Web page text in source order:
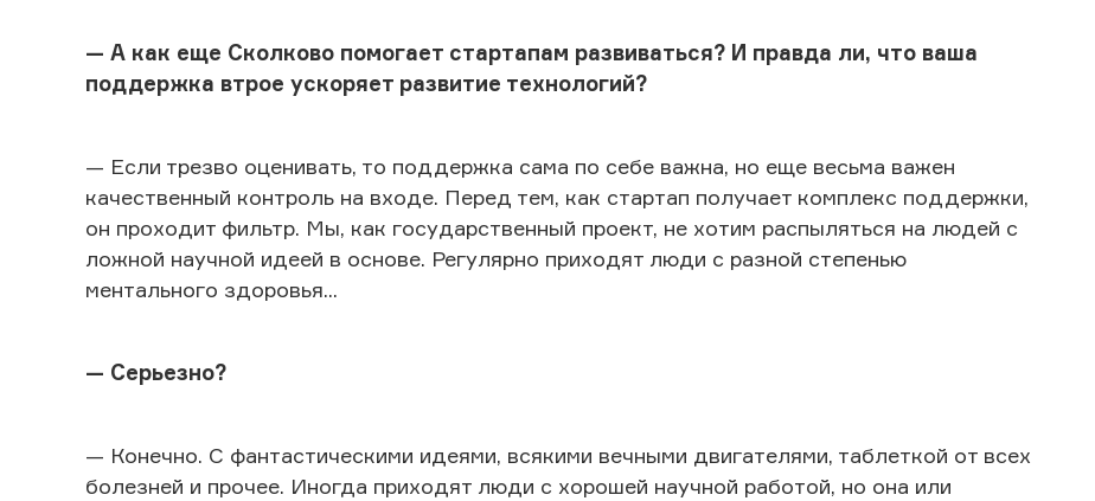
— А как еще Сколково помогает стартапам развиваться? И правда ли, что ваша
поддержка втрое ускоряет развитие технологий?
— Если трезво оценивать, то поддержка сама по себе важна, но еще весьма важен
качественный контроль на входе. Перед тем, как стартап получает комплекс поддержки,
он проходит фильтр. Мы, как государственный проект, не хотим распыляться на людей с
ложной научной идеей в основе. Регулярно приходят люди с разной степенью
ментального здоровья...
— Серьезно?
— Конечно. С фантастическими идеями, всякими вечными двигателями, таблеткой от всех
болезней и прочее. Иногда приходят люди с хорошей научной работой, но она или